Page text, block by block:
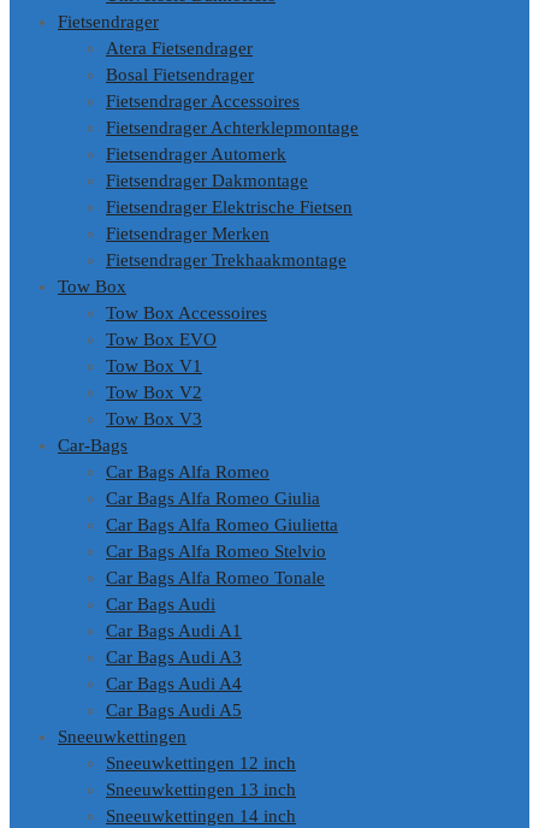
Fietsendrager
Atera Fietsendrager
Bosal Fietsendrager
Fietsendrager Accessoires
Fietsendrager Achterklepmontage
Fietsendrager Automerk
Fietsendrager Dakmontage
Fietsendrager Elektrische Fietsen
Fietsendrager Merken
Fietsendrager Trekhaakmontage
Tow Box
Tow Box Accessoires
Tow Box EVO
Tow Box V1
Tow Box V2
Tow Box V3
Car-Bags
Car Bags Alfa Romeo
Car Bags Alfa Romeo Giulia
Car Bags Alfa Romeo Giulietta
Car Bags Alfa Romeo Stelvio
Car Bags Alfa Romeo Tonale
Car Bags Audi
Car Bags Audi A1
Car Bags Audi A3
Car Bags Audi A4
Car Bags Audi A5
Sneeuwkettingen
Sneeuwkettingen 12 inch
Sneeuwkettingen 13 inch
Sneeuwkettingen 14 inch